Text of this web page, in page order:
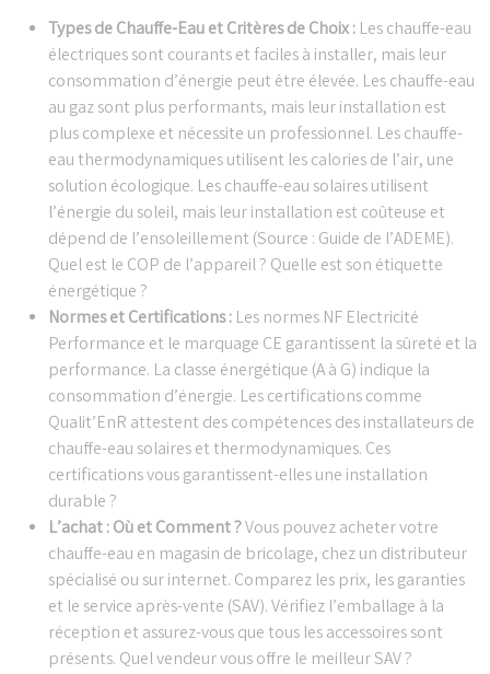
Types de Chauffe-Eau et Critères de Choix : Les chauffe-eau
électriques sont courants et faciles à installer, mais leur
consommation d’énergie peut être élevée. Les chauffe-eau
au gaz sont plus performants, mais leur installation est
plus complexe et nécessite un professionnel. Les chauffe-
eau thermodynamiques utilisent les calories de l’air, une
solution écologique. Les chauffe-eau solaires utilisent
l’énergie du soleil, mais leur installation est coûteuse et
dépend de l’ensoleillement (Source : Guide de l’ADEME).
Quel est le COP de l’appareil ? Quelle est son étiquette
énergétique ?
Normes et Certifications : Les normes NF Electricité
Performance et le marquage CE garantissent la sûreté et la
performance. La classe énergétique (A à G) indique la
consommation d’énergie. Les certifications comme
Qualit’EnR attestent des compétences des installateurs de
chauffe-eau solaires et thermodynamiques. Ces
certifications vous garantissent-elles une installation
durable ?
L’achat : Où et Comment ?Vous pouvez acheter votre
chauffe-eau en magasin de bricolage, chez un distributeur
spécialisé ou sur internet. Comparez les prix, les garanties
et le service après-vente (SAV). Vérifiez l’emballage à la
réception et assurez-vous que tous les accessoires sont
présents. Quel vendeur vous offre le meilleur SAV ?